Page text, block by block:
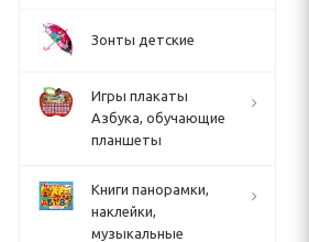
Зонты детские
Игры плакаты
Азбука, обучающие
планшеты
Книги панорамки,
наклейки,
музыкальные